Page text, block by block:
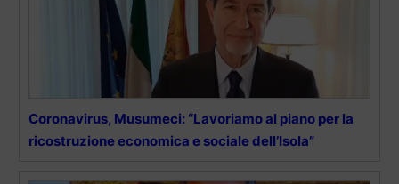
Coronavirus, Musumeci: “Lavoriamo al piano per la
ricostruzione economica e sociale dell’Isola”